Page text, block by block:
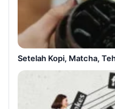
Setelah Kopi, Matcha,